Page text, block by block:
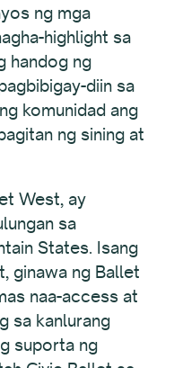
ng mga
highlight sa
handog ng
diin sa
komunidad ang
ng sining at
West, ay
sa
States. Isang
ginawa ng Ballet
naa-access at
sa kanlurang
suporta ng